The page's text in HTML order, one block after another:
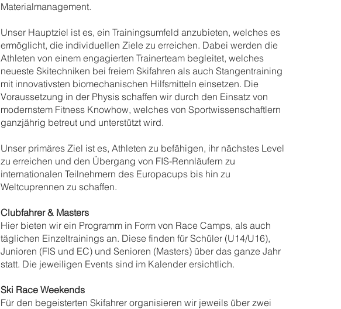
Materialmanagement.
Unser Hauptziel ist es, ein Trainingsumfeld anzubieten, welches es
ermöglicht, die individuellen Ziele zu erreichen. Dabei werden die
Athleten von einem engagierten Trainerteam begleitet, welches
neueste Skitechniken bei freiem Skifahren als auch Stangentraining
mit innovativsten biomechanischen Hilfsmitteln einsetzen. Die
Voraussetzung in der Physis schaffen wir durch den Einsatz von
modernstem Fitness Knowhow, welches von Sportwissenschaftlern
ganzjährig betreut und unterstützt wird.
Unser primäres Ziel ist es, Athleten zu befähigen, ihr nächstes Level
zu erreichen und den Übergang von FIS-Rennläufern zu
internationalen Teilnehmern des Europacups bis hin zu
Weltcuprennen zu schaffen.
Clubfahrer & Masters
Hier bieten wir ein Programm in Form von Race Camps, als auch
täglichen Einzeltrainings an. Diese finden für Schüler (U14/U16),
Junioren (FIS und EC) und Senioren (Masters) über das ganze Jahr
statt. Die jeweiligen Events sind im Kalender ersichtlich.
Ski Race Weekends
Für den begeisterten Skifahrer organisieren wir jeweils über zwei